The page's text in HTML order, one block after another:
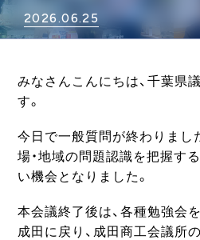
2026.06.25
みなさんこんにちは、千葉県
す。
今日で一般質問が終わりまし
場・地域の問題認識を把握す
い機会となりました。
本会議終了後は、各種勉強会
成田に戻り、成田商工会議所